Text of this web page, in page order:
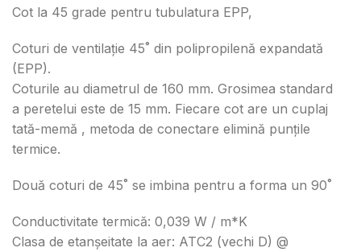
Cot la 45 grade pentru tubulatura EPP,
Coturi de ventilație 45˚ din polipropilenă expandată
(EPP).
Coturile au diametrul de 160 mm. Grosimea standard
a peretelui este de 15 mm. Fiecare cot are un cuplaj
tată-memă , metoda de conectare elimină punțile
termice.
Două coturi de 45˚ se imbina pentru a forma un 90˚
Conductivitate termică: 0,039 W / m*K
Clasa de etanșeitate la aer: ATC2 (vechi D) @